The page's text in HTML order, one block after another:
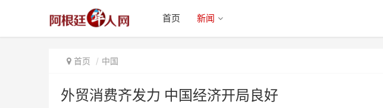
首页 新闻
首页 中国
外贸消费齐发力 中国经济开局良好